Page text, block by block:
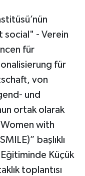
social" - Verein
für
für
von
und
ortak olarak
with
başlıklı
Küçük
toplantısı